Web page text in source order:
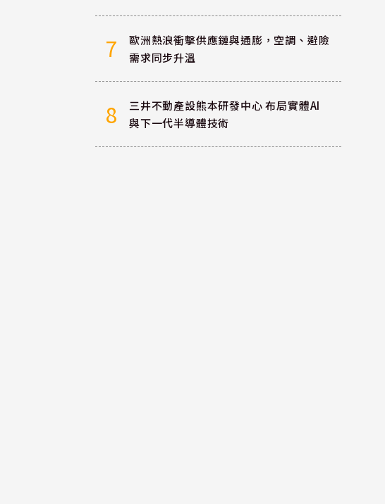
7
歐洲熱浪衝擊供應鏈與通膨，空調、避險
需求同步升溫
8
三井不動產設熊本研發中心 布局實體AI
與下一代半導體技術